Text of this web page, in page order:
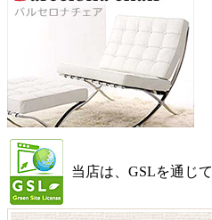
当店は、GSLを通じて